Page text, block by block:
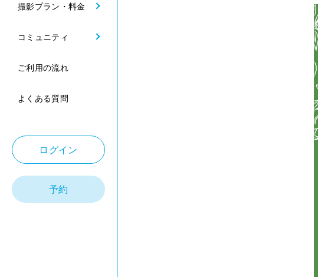
撮影プラン・料金
コミュニティ
ご利用の流れ
よくある質問
ログイン
予約